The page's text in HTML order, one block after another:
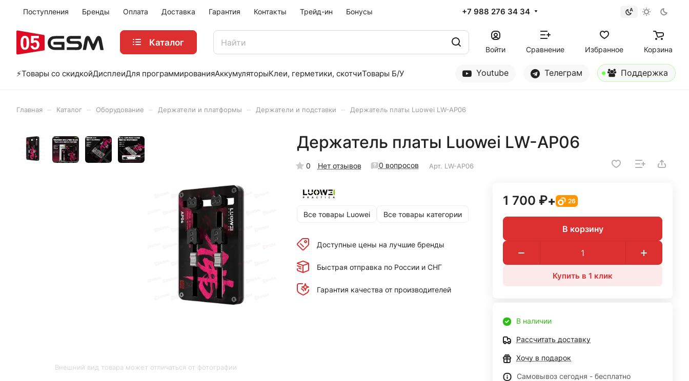
Поступления Бренды Оплата Доставка Гарантия Контакты Трейд-ин Бонусы +7 988 276 34 34
Каталог
Войти Сравнение Избранное Корзина
⚡️Товары со скидкойДисплеиДля программированияАккумуляторыКлеи, герметики, скотчиТовары Б/У Youtube Телеграм Поддержка
Главная Каталог Оборудование Держатели и платформы Держатели и подставки Держатель платы Luowei LW-AP06
Внешний вид товара может отличаться от фотографии
Держатель платы Luowei LW-AP06
0 Нет отзывов 0 вопросов Арт. LW-AP06
Все товары Luowei Все товары категории
Доступные цены на лучшие бренды
Быстрая отправка по России и СНГ
Гарантия качества от производителей
1 700 ₽+ 26
В корзину
Купить в 1 клик
В наличии
Рассчитать доставку
Хочу в подарок
Самовывоз сегодня - бесплатно